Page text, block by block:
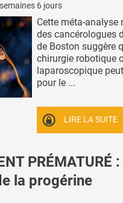
6 jours
Cette méta-analyse
des cancérologues
de Boston suggère
chirurgie robotique
laparoscopique
pour le ...
LIRE LA SUITE
PRÉMATURÉ
la progérine